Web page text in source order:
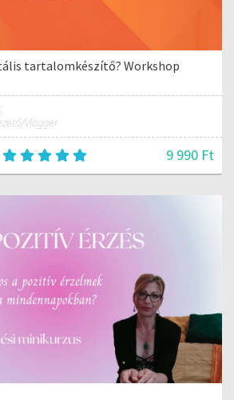
tartalomkészítő? Workshop
Vlogger
9 990 Ft